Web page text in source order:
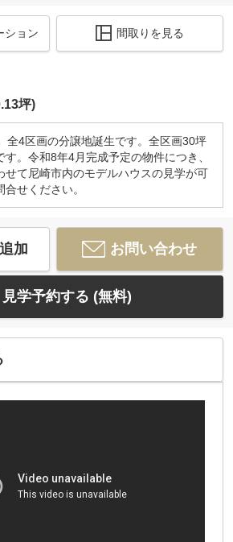
ション 間取りを見る
坪)
全4区画の分譲地誕生です。全区画30坪
。令和8年4月完成予定の物件につき、
せて尼崎市内のモデルハウスの見学が可
せください。
加 お問い合わせ
見学予約する (無料)